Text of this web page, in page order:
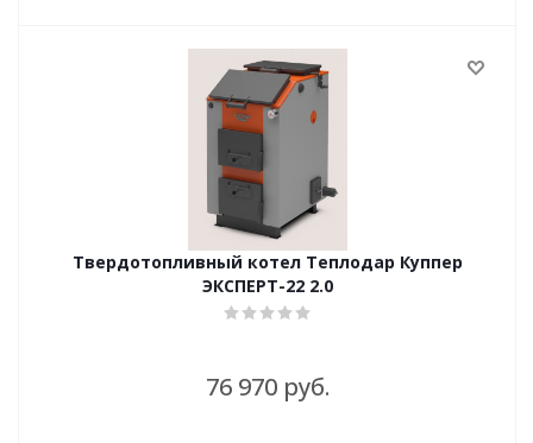
Твердотопливный котел Теплодар Куппер
ЭКСПЕРТ-22 2.0
76 970 руб.